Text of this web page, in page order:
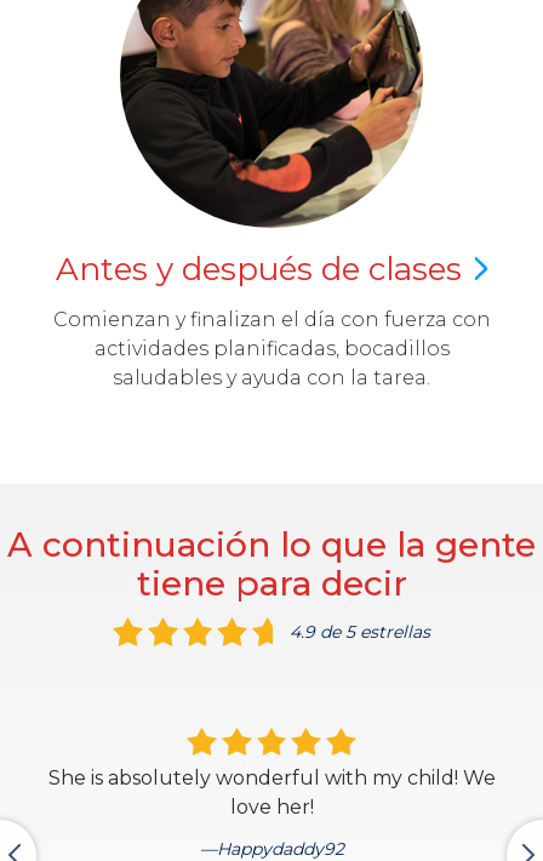
Antes y después de clases
Comienzan y finalizan el día con fuerza con
actividades planificadas, bocadillos
saludables y ayuda con la tarea.
A continuación lo que la gente
tiene para decir
4.9 de 5 estrellas
She is absolutely wonderful with my child! We
love her!
Happydaddy92